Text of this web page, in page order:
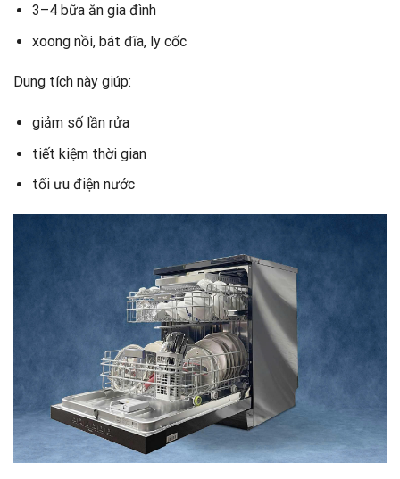
3–4 bữa ăn gia đình
xoong nồi, bát đĩa, ly cốc
Dung tích này giúp:
giảm số lần rửa
tiết kiệm thời gian
tối ưu điện nước